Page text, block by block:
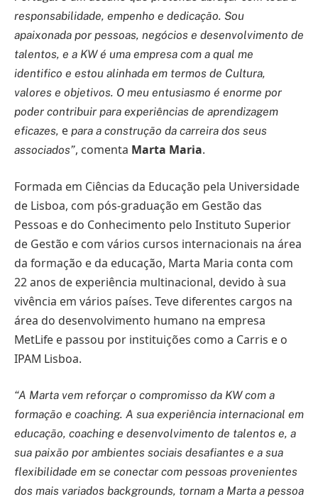
responsabilidade, empenho e dedicação. Sou
apaixonada por pessoas, negócios e desenvolvimento de
talentos, e a KW é uma empresa com a qual me
identifico e estou alinhada em termos de Cultura,
valores e objetivos. O meu entusiasmo é enorme por
poder contribuir para experiências de aprendizagem
eficazes, e para a construção da carreira dos seus
associados”, comenta Marta Maria.
Formada em Ciências da Educação pela Universidade
de Lisboa, com pós-graduação em Gestão das
Pessoas e do Conhecimento pelo Instituto Superior
de Gestão e com vários cursos internacionais na área
da formação e da educação, Marta Maria conta com
22 anos de experiência multinacional, devido à sua
vivência em vários países. Teve diferentes cargos na
área do desenvolvimento humano na empresa
MetLife e passou por instituições como a Carris e o
IPAM Lisboa.
“A Marta vem reforçar o compromisso da KW com a
formação e coaching. A sua experiência internacional em
educação, coaching e desenvolvimento de talentos e, a
sua paixão por ambientes sociais desafiantes e a sua
flexibilidade em se conectar com pessoas provenientes
dos mais variados backgrounds, tornam a Marta a pessoa